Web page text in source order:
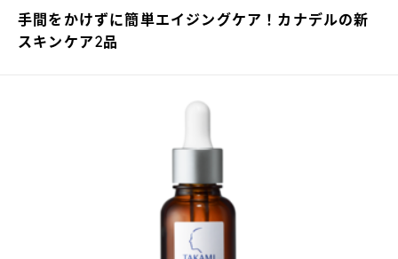
手間をかけずに簡単エイジングケア！カナデルの新
スキンケア2品